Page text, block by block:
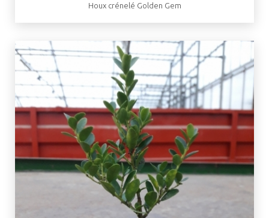
Houx crénelé Golden Gem